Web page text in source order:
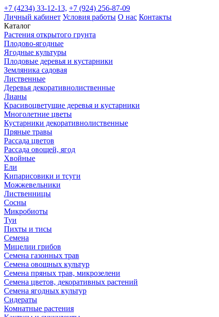
+7 (4234) 33-12-13, +7 (924) 256-87-09
Личный кабинет Условия работы О нас Контакты
Каталог
Растения открытого грунта
Плодово-ягодные
Ягодные культуры
Плодовые деревья и кустарники
Земляника садовая
Лиственные
Деревья декоративнолиственные
Лианы
Красивоцветущие деревья и кустарники
Многолетние цветы
Кустарники декоративнолиственные
Пряные травы
Рассада цветов
Рассада овощей, ягод
Хвойные
Ели
Кипарисовики и тсуги
Можжевельники
Лиственницы
Сосны
Микробиоты
Туи
Пихты и тисы
Семена
Мицелии грибов
Семена газонных трав
Семена овощных культур
Семена пряных трав, микрозелени
Семена цветов, декоративных растений
Семена ягодных культур
Сидераты
Комнатные растения